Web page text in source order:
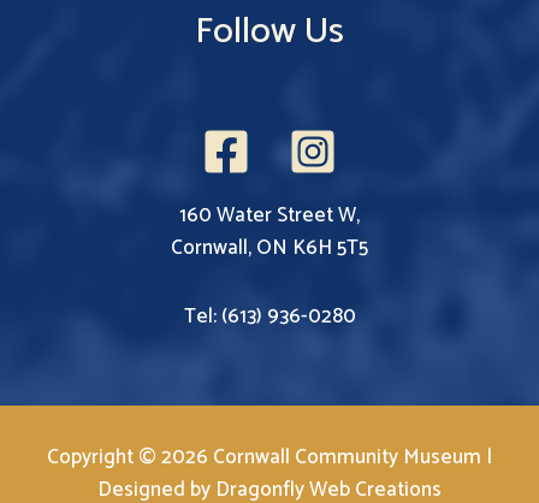
Follow Us
160 Water Street W,
Cornwall, ON K6H 5T5
Tel: (613) 936-0280
Copyright © 2026 Cornwall Community Museum |
Designed by Dragonfly Web Creations